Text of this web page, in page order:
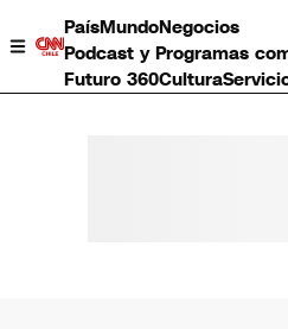
PaísMundoNegocios
Podcast y Programas
Futuro 360Cultura